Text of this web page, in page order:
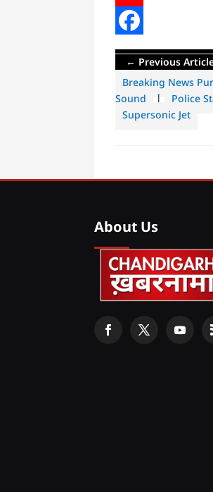
← Previous
Breaking News
Sound
| Police
Supersonic Jet
About Us